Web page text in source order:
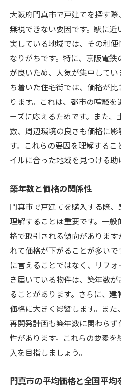
未来の価値を見据え
戸建て購入を成功させる
購入前に確認すべき
住宅ローンの選び方
必要経費と予算の立
物件選びで重視すべ
リスクヘッジのため
長期的なライフプラ
門真市の将来性を見据え
地域の発展計画とそ
地域の教育環境の将来
資産価値を維持する
長期的視点で見た地
門真市での定住を考
住まい選びで失敗しない
不動産専門家が教え
購入前に相談すべき
契約時に見落としが
住み心地を左右する
物件購入後のライフプ
大阪府門真市で戸建てを探す
無視できない要因です。駅に
実している地域では、その利便
なりがちです。特に、京阪電鉄
が良いため、人気が集中して
ち着いた住宅街では、価格が
ります。これは、都市の喧騒
ーズに応えるためです。また
数、周辺環境の良さも価格に
す。これらの要因を理解するこ
イルに合った地域を見つける助
築年数と価格の関係性
門真市で戸建てを購入する際
理解することは重要です。一
格で取引される傾向がありま
れて価格が下がることが多い
に言えることではなく、リフ
き届いている物件は、築年数
ることがあります。さらに、
価格に大きく影響します。ま
再開発計画も築年数に関わら
性があります。これらの要素
入を目指しましょう。
門真市の平均価格と全国平均